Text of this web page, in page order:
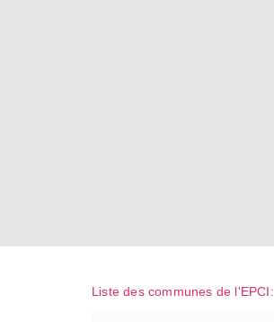
Liste des communes de l'EPCI: